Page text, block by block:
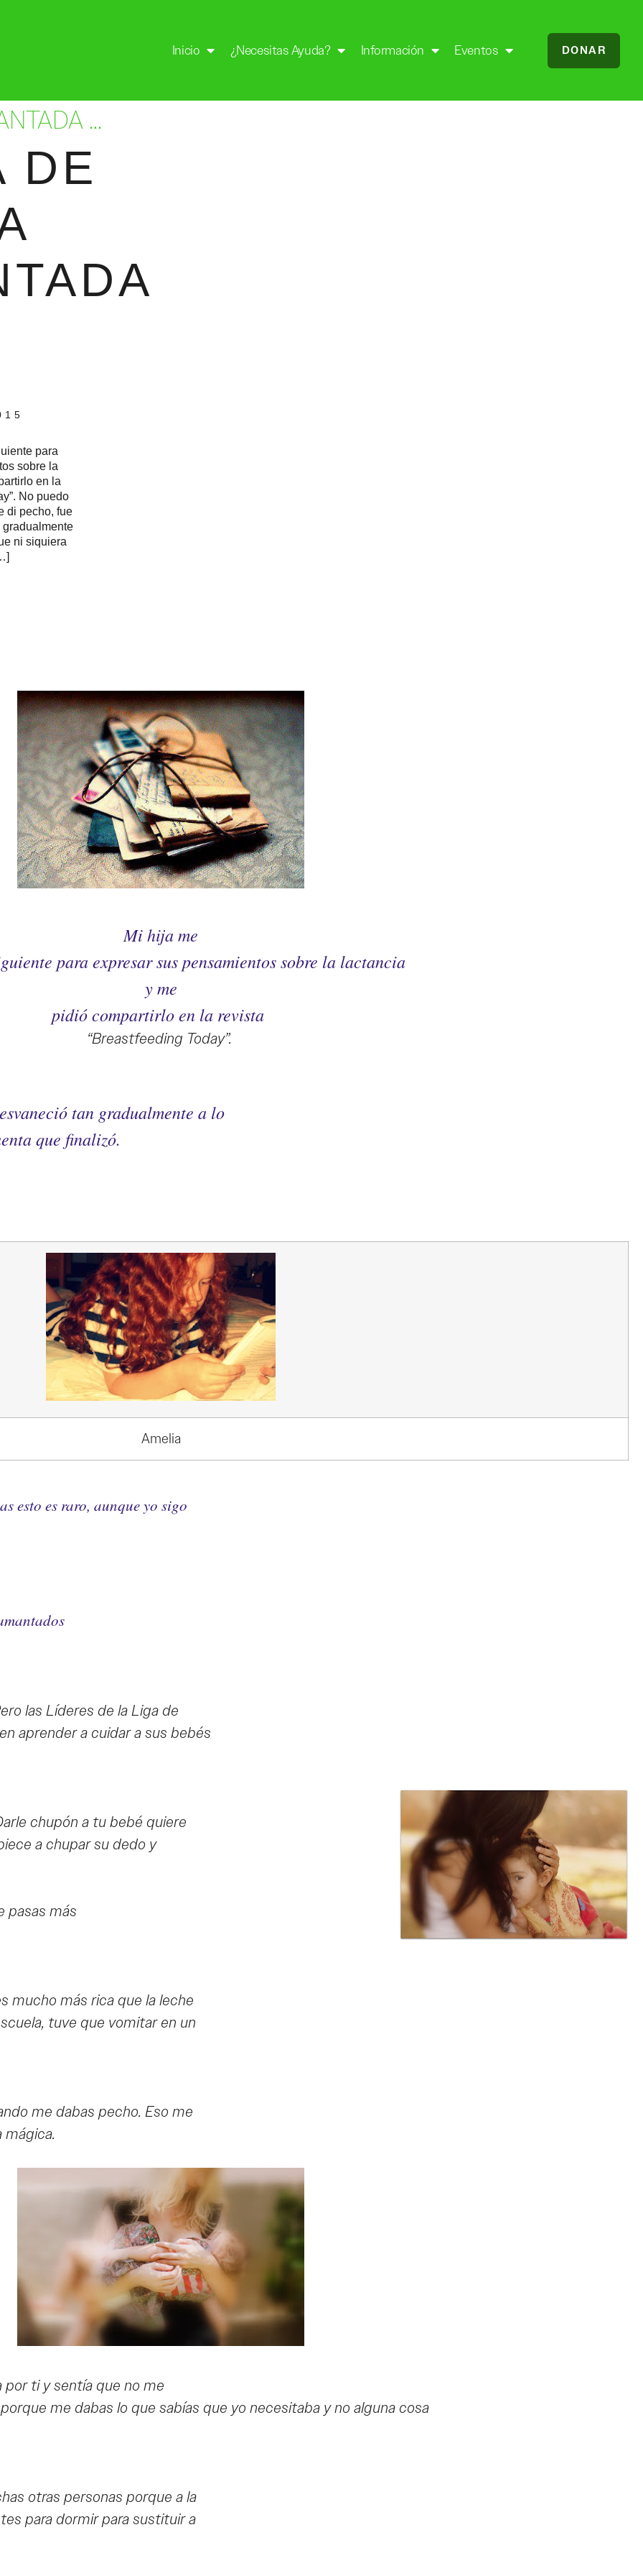
Inicio ¿Necesitas Ayuda? Información Eventos DONAR
…
DE
para
sobre la
en la
No puedo
di pecho, fue
ni siquiera
Mi hija me
para expresar sus pensamientos sobre la lactancia
y me
pidió compartirlo en la revista
“Breastfeeding Today”.
tan gradualmente a lo
que finalizó.
Amelia
esto es raro, aunque yo sigo
las Líderes de la Liga de
aprender a cuidar a sus bebés
chupón a tu bebé quiere
a chupar su dedo y
pasas más
mucho más rica que la leche
tuve que vomitar en un
me dabas pecho. Eso me
mágica.
ti y sentía que no me
me dabas lo que sabías que yo necesitaba y no alguna cosa
otras personas porque a la
para dormir para sustituir a